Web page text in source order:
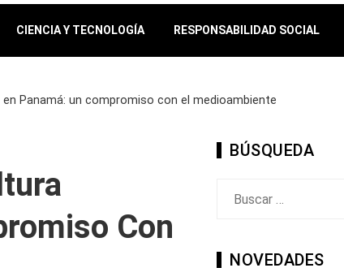
CIENCIA Y TECNOLOGÍA RESPONSABILIDAD SOCIAL
Panamá: un compromiso con el medioambiente
Con
BÚSQUEDA
NOVEDADES